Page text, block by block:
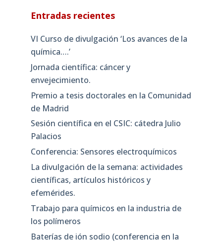
Entradas recientes
VI Curso de divulgación ‘Los avances de la
química….’
Jornada científica: cáncer y
envejecimiento.
Premio a tesis doctorales en la Comunidad
de Madrid
Sesión científica en el CSIC: cátedra Julio
Palacios
Conferencia: Sensores electroquímicos
La divulgación de la semana: actividades
científicas, artículos históricos y
efemérides.
Trabajo para químicos en la industria de
los polímeros
Baterías de ión sodio (conferencia en la